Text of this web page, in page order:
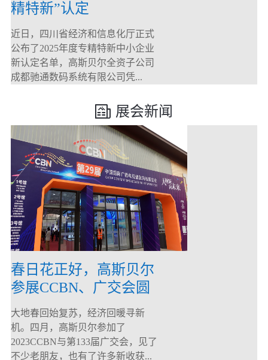
精特新”认定
近日，四川省经济和信息化厅正式
公布了2025年度专精特新中小企业
新认定名单，高斯贝尔全资子公司
成都驰通数码系统有限公司凭...
展会新闻
春日花正好，高斯贝尔
参展CCBN、广交会圆
满落幕！
大地春回始复苏，经济回暖寻新
机。四月，高斯贝尔参加了
2023CCBN与第133届广交会，见了
不少老朋友，也有了许多新收获...